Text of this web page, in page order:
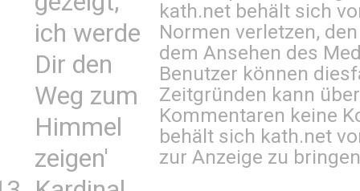
ich werde
Dir den
Weg zum
Himmel
zeigen'
kath.net behält sich
Normen verletzen,
dem Ansehen des
Benutzer können
Zeitgründen kann
Kommentaren keine
behält sich kath.net
zur Anzeige zu